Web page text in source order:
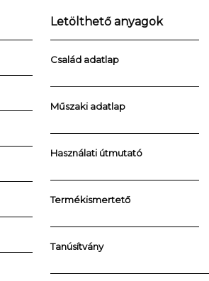
Letölthető anyagok
Család adatlap
Műszaki adatlap
Használati útmutató
Termékismertető
Tanúsítvány